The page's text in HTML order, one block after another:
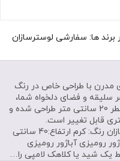
برند ها: سفارشی لوسترسازان
مدرن با طراحی خاص در رنگ
سلیقه و فضای دلخواه شما،
این آباژور در ارتفاع 40 سانتی متر و قطر 20 سانتی متر طراحی شده و
قابل تغییر است.
مشخصات کلی آباژور رومیزی لوسترسازان رنگ: کرم ارتفاع:40 سانتی
رومیزی آباژور رومیزی
یک شید یا کلاهک لامپی را…